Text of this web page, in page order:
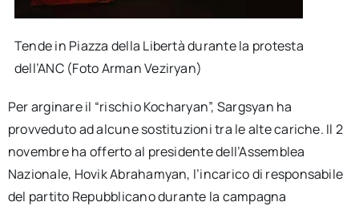
Tende in Piazza della Libertà durante la protesta
dell’ANC (Foto Arman Veziryan)
Per arginare il “rischio Kocharyan”, Sargsyan ha
provveduto ad alcune sostituzioni tra le alte cariche. Il 2
novembre ha offerto al presidente dell’Assemblea
Nazionale, Hovik Abrahamyan, l’incarico di responsabile
del partito Repubblicano durante la campagna